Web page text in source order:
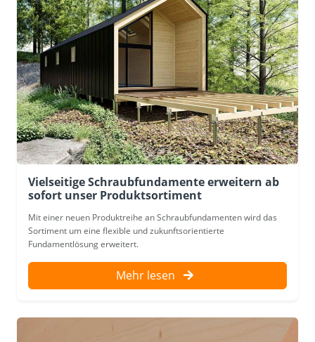
Vielseitige Schraubfundamente erweitern ab
sofort unser Produktsortiment
Mit einer neuen Produktreihe an Schraubfundamenten wird das
Sortiment um eine flexible und zukunftsorientierte
Fundamentlösung erweitert.
Mehr lesen